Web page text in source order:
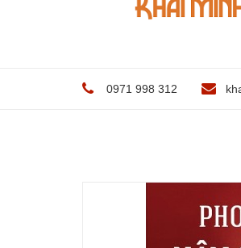
0971 998 312